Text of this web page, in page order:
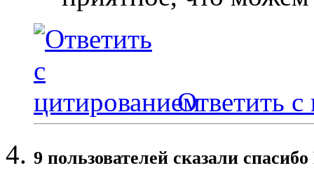
Ответить с
9 пользователей сказали